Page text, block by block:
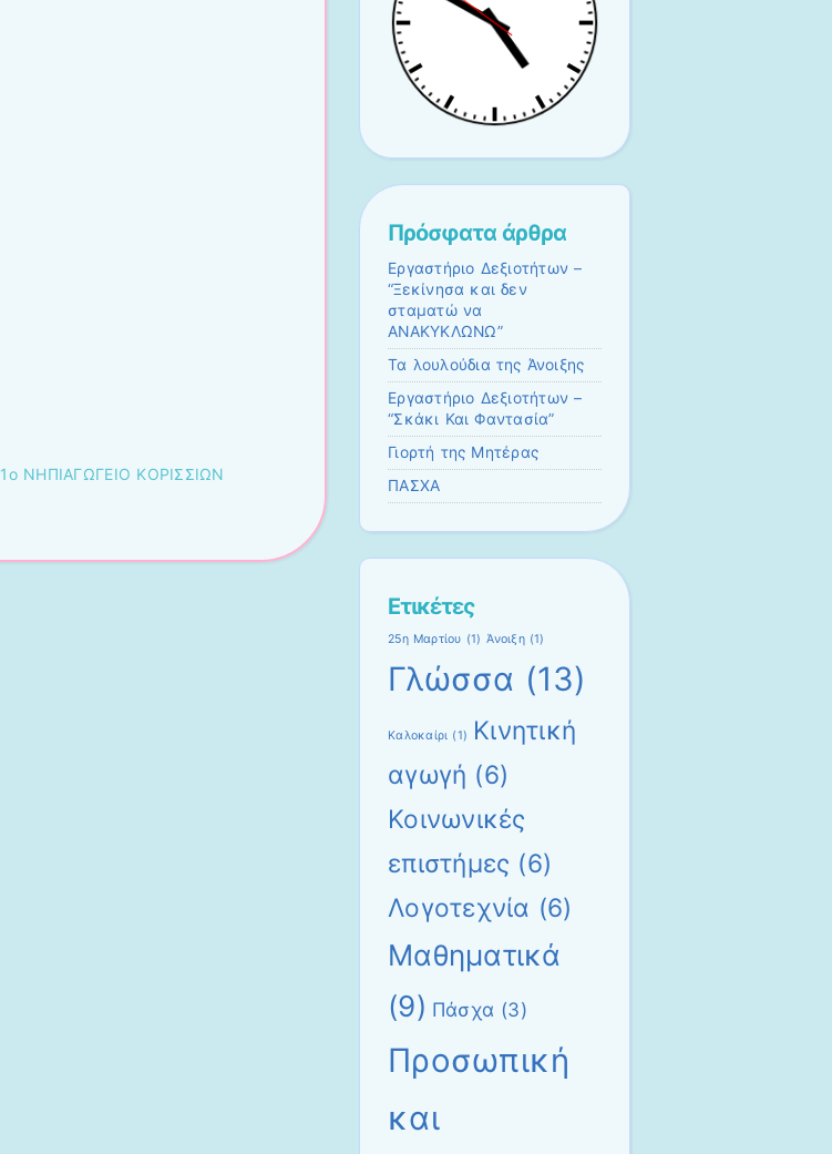
1ο ΝΗΠΙΑΓΩΓΕΙΟ ΚΟΡΙΣΣΙΩΝ
Πρόσφατα άρθρα
Εργαστήριο Δεξιοτήτων –
“Ξεκίνησα και δεν
σταματώ να
ΑΝΑΚΥΚΛΩΝΩ”
Τα λουλούδια της Άνοιξης
Εργαστήριο Δεξιοτήτων –
“Σκάκι Και Φαντασία”
Γιορτή της Μητέρας
ΠΑΣΧΑ
Ετικέτες
25η Μαρτίου (1) Άνοιξη(1)
Γλώσσα (13)
Καλοκαίρι (1)
Κινητική
αγωγή (6)
Κοινωνικές
επιστήμες (6)
Λογοτεχνία (6)
Μαθηματικά
(9) Πάσχα (3)
Προσωπική
και